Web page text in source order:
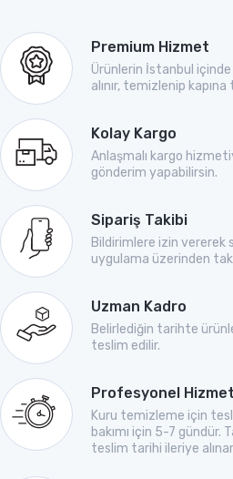
Premium Hizmet
Ürünlerin İstanbul
alınır, temizlenip
Kolay Kargo
Anlaşmalı kargo
gönderim yapabilirsin.
Sipariş Takibi
Bildirimlere izin vererek
uygulama üzerinden
Uzman Kadro
Belirlediğin tarihte
teslim edilir.
Profesyonel Hizmet
Kuru temizleme için
bakımı için 5-7
teslim tarihi ileriye